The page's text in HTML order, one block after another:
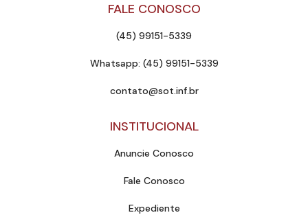
FALE CONOSCO
(45) 99151-5339
Whatsapp: (45) 99151-5339
contato@sot.inf.br
INSTITUCIONAL
Anuncie Conosco
Fale Conosco
Expediente